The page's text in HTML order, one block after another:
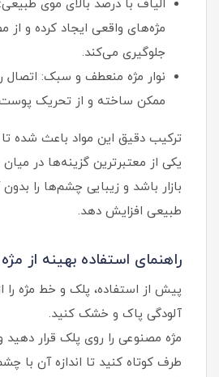
الیاف با درصد بالای موی
مژه‌های واقعی ایجاد کرده و از
جلوگیری می‌کند.
نوار مژه منعطف و سبک: اتصال
ممکن ساخته و از تحریک
ترکیب دقیق این مواد باعث شده
یکی از معتبرترین گزینه‌ها در
بازار باشد و زیبایی چشم‌ها را
طبیعی افزایش دهد.
راهنمای استفاده بهینه از
پیش از استفاده، پلک و خط مژه را
آلودگی پاک و خشک کنید.
مژه مصنوعی را روی پلک قرار دهید
طرف کوتاه کنید تا اندازه آن با